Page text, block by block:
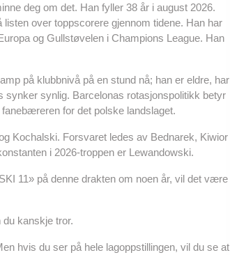
deg om det. Han fyller 38 år i august 2026.
over toppscorere gjennom tidene. Han har
og Gullstøvelen i Champions League. Han
på klubbnivå på en stund nå; han er eldre, har
synker synlig. Barcelonas rotasjonspolitikk betyr
for det polske landslaget.
Kochalski. Forsvaret ledes av Bednarek, Kiwior
i 2026-troppen er Lewandowski.
11» på denne drakten om noen år, vil det være
du kanskje tror.
hvis du ser på hele lagoppstillingen, vil du se at